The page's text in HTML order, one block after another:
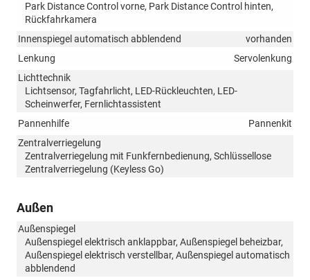
Park Distance Control vorne, Park Distance Control hinten,
Rückfahrkamera
Innenspiegel automatisch abblendend
vorhanden
Lenkung
Servolenkung
Lichttechnik
Lichtsensor, Tagfahrlicht, LED-Rückleuchten, LED-
Scheinwerfer, Fernlichtassistent
Pannenhilfe
Pannenkit
Zentralverriegelung
Zentralverriegelung mit Funkfernbedienung, Schlüssellose
Zentralverriegelung (Keyless Go)
Außen
Außenspiegel
Außenspiegel elektrisch anklappbar, Außenspiegel beheizbar,
Außenspiegel elektrisch verstellbar, Außenspiegel automatisch
abblendend